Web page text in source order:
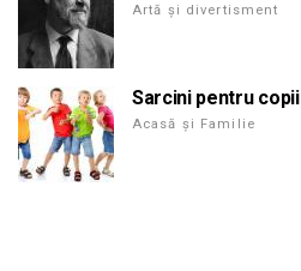
Artă și divertisment
Sarcini pentru
Acasă și Familie